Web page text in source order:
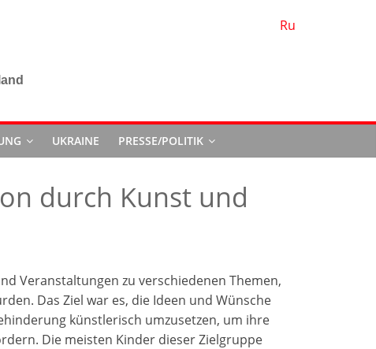
Ru
UKRAINE PRESSE/POLITIK
durch Kunst und
Veranstaltungen zu verschiedenen Themen,
Das Ziel war es, die Ideen und Wünsche
künstlerisch umzusetzen, um ihre
Die meisten Kinder dieser Zielgruppe